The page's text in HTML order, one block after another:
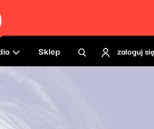
Sklep zaloguj się